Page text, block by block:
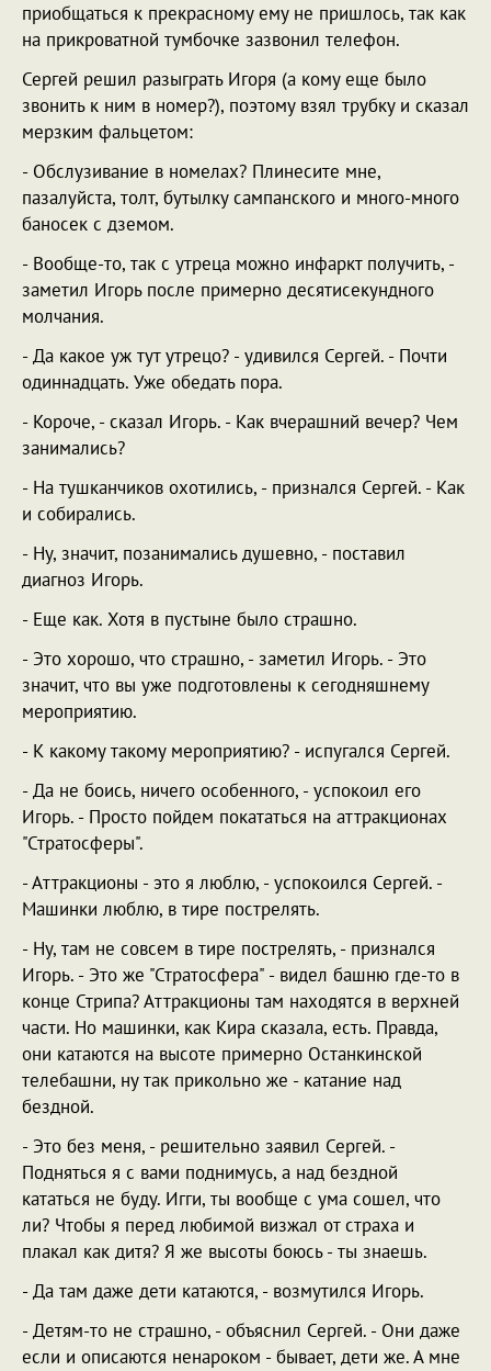
приобщаться к прекрасному ему не пришлось, так как
на прикроватной тумбочке зазвонил телефон.
Сергей решил разыграть Игоря (а кому еще было
звонить к ним в номер?), поэтому взял трубку и сказал
мерзким фальцетом:
- Обслузивание в номелах? Плинесите мне,
пазалуйста, толт, бутылку сампанского и много-много
баносек с дземом.
- Вообще-то, так с утреца можно инфаркт получить, -
заметил Игорь после примерно десятисекундного
молчания.
- Да какое уж тут утрецо? - удивился Сергей. - Почти
одиннадцать. Уже обедать пора.
- Короче, - сказал Игорь. - Как вчерашний вечер? Чем
занимались?
- На тушканчиков охотились, - признался Сергей. - Как
и собирались.
- Ну, значит, позанимались душевно, - поставил
диагноз Игорь.
- Еще как. Хотя в пустыне было страшно.
- Это хорошо, что страшно, - заметил Игорь. - Это
значит, что вы уже подготовлены к сегодняшнему
мероприятию.
- К какому такому мероприятию? - испугался Сергей.
- Да не боись, ничего особенного, - успокоил его
Игорь. - Просто пойдем покататься на аттракционах
"Стратосферы".
- Аттракционы - это я люблю, - успокоился Сергей. -
Машинки люблю, в тире пострелять.
- Ну, там не совсем в тире пострелять, - признался
Игорь. - Это же "Стратосфера" - видел башню где-то в
конце Стрипа? Аттракционы там находятся в верхней
части. Но машинки, как Кира сказала, есть. Правда,
они катаются на высоте примерно Останкинской
телебашни, ну так прикольно же - катание над
бездной.
- Это без меня, - решительно заявил Сергей. -
Подняться я с вами поднимусь, а над бездной
кататься не буду. Игги, ты вообще с ума сошел, что
ли? Чтобы я перед любимой визжал от страха и
плакал как дитя? Я же высоты боюсь - ты знаешь.
- Да там даже дети катаются, - возмутился Игорь.
- Детям-то не страшно, - объяснил Сергей. - Они даже
если и описаются ненароком - бывает, дети же. А мне